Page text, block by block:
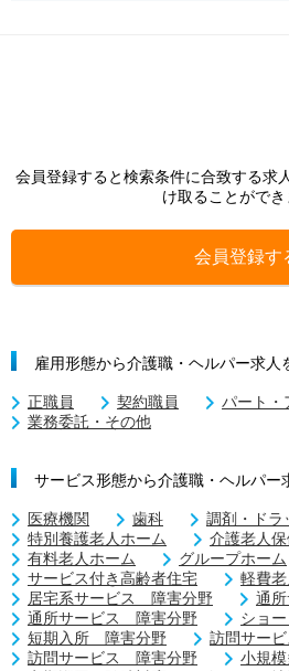
会員登録すると検索条件に合致する求
け取ることができ
会員登録す
雇用形態から介護職・ヘルパー求人
正職員 契約職員
パート・
業務委託・その他
サービス形態から介護職・ヘルパー
医療機関 歯科
調剤・ドラ
特別養護老人ホーム
介護老人
有料老人ホーム
グループホーム
サービス付き高齢者住宅
軽費老
居宅系サービス 障害分野
通
通所サービス 障害分野
ショ
短期入所 障害分野
訪問サービ
訪問サービス 障害分野
小規